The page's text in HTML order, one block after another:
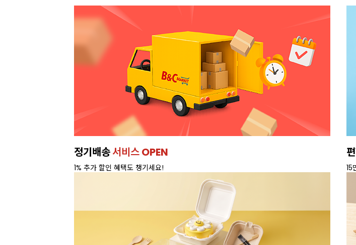
정기배송서비스 OPEN
1% 추가 할인 혜택도 챙기세요! 15